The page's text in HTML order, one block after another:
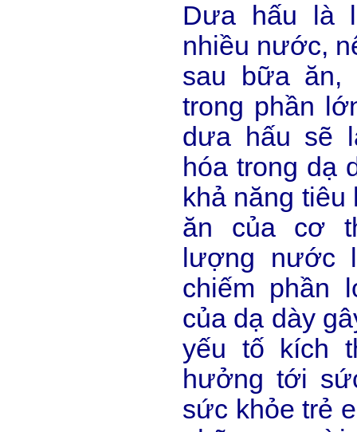
Dưa hấu là
nhiều nước,
sau bữa ăn,
trong phần
dưa hấu sẽ
hóa trong dạ
khả năng
ăn của cơ
lượng nước
chiếm phần
của dạ dày
yếu tố kích
hưởng tới
sức khỏe trẻ